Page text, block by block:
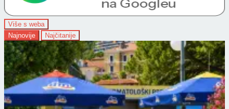
Više s weba
Najnovije
Najčitanije